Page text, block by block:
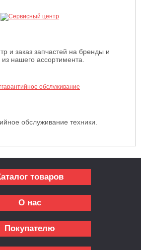
и заказ запчастей на бренды и
из нашего ассортимента.
обслуживание техники.
товаров
О нас
Покупателю